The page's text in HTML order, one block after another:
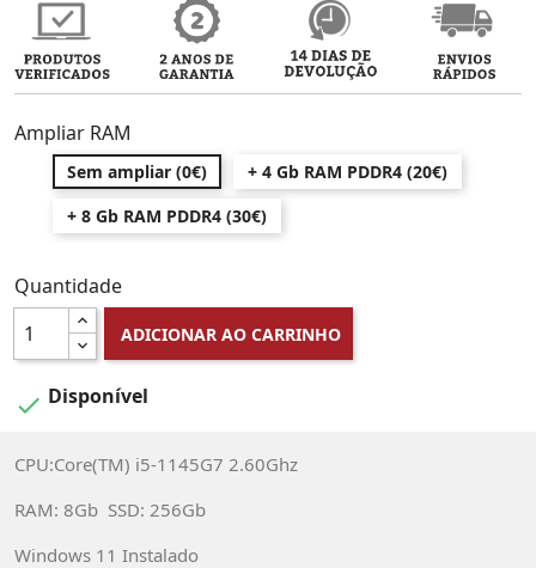
Ampliar RAM
Sem ampliar (0€)
+ 4 Gb RAM PDDR4 (20€)
+ 8 Gb RAM PDDR4 (30€)
Quantidade
ADICIONAR AO CARRINHO
 Disponível
CPU:Core(TM) i5-1145G7 2.60Ghz
RAM: 8Gb SSD: 256Gb
Windows 11 Instalado